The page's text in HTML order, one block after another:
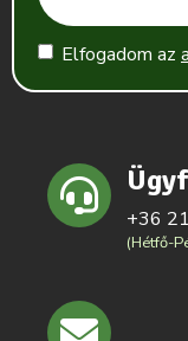
Elfogadom az
+36
(Hétfő-